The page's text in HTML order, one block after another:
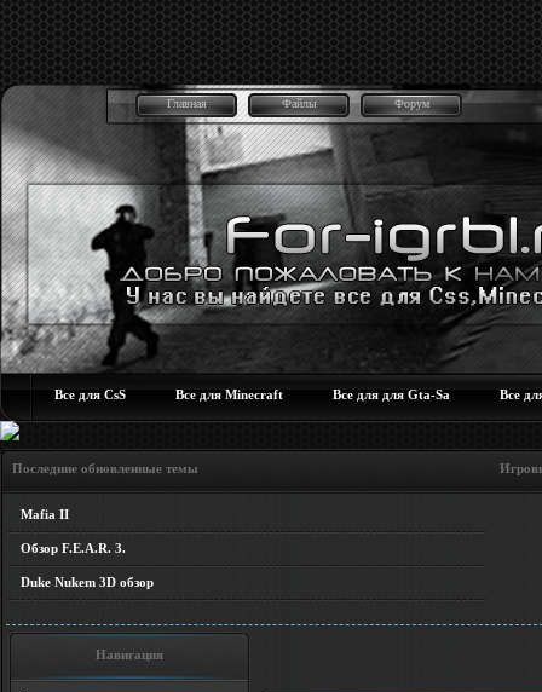
Главная Файлы Форум
Все для CsS Все для Minecraft Все для для Gta-Sa Все
Последние обновленные темы Игровые
Mafia II
Обзор F.E.A.R. 3.
Duke Nukem 3D обзор
Навигация